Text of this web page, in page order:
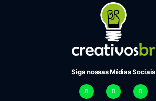
Siga nossas Mídias Sociais